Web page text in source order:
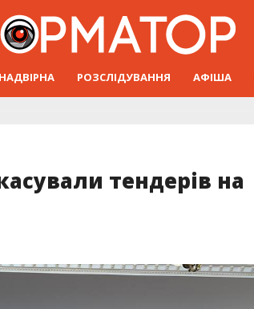
НАДВІРНА РОЗСЛІДУВАННЯ АФІША
тендерів на